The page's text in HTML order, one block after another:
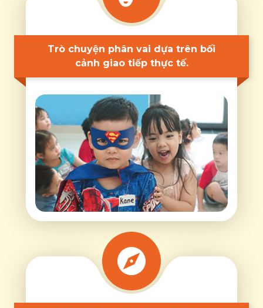
Trò chuyện phân vai dựa trên bối
cảnh giao tiếp thực tế.